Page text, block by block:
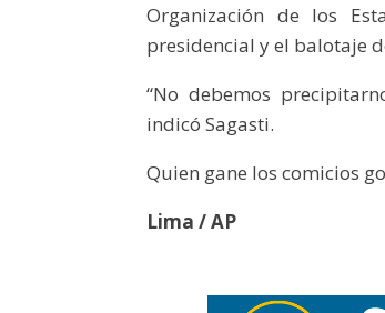
Organización de los
presidencial y el balotaje
“No debemos
indicó Sagasti.
Quien gane los comicios
Lima / AP